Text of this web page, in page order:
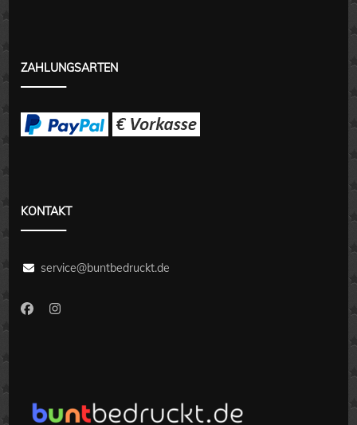
ZAHLUNGSARTEN
KONTAKT
service@buntbedruckt.de